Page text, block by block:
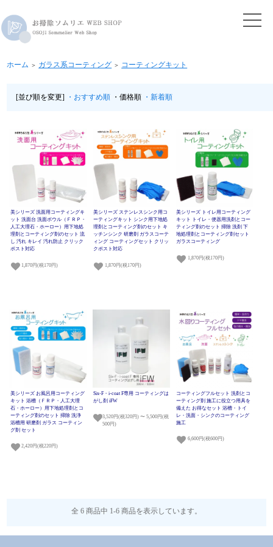
ホーム ＞ ガラス系コーティング ＞ コーティングキット
[並び順を変更] ・おすすめ順 ・価格順 ・新着順
美シリーズ 洗面用コーティングキ
ット 洗面台 洗面ボウル（ＦＲＰ・
人工大理石・ホーロー）用下地処
理剤とコーティング剤のセット 流
し 汚れ キレイ 汚れ防止 クリック
ポスト対応
1,870円(税170円)
美シリーズ ステンレスシンク用コ
ーティングキット シンク用下地処
理剤とコーティング剤のセット キ
ッチンシンク 研磨剤 ガラスコーテ
ィング コーティングセット クリッ
クポスト対応
1,870円(税170円)
美シリーズ トイレ用コーティング
キット トイレ・便器用洗剤とコー
ティング剤のセット 掃除 洗剤 下
地処理剤とコーティング剤セット
ガラスコーティング
1,870円(税170円)
美シリーズ お風呂用コーティング
キット 浴槽（ＦＲＰ・人工大理
石・ホーロー）用下地処理剤とコ
ーティング剤のセット 掃除 洗浄
浴槽用 研磨剤 ガラス コーティン
グ剤 セット
2,420円(税220円)
Six-F・i-coat F専用 コーティングは
がし剤 iFW
3,520円(税320円) 〜 5,500円(税
500円)
コーティングフルセット 洗剤とコ
ーティング剤 施工に役立つ用具を
備えた お得なセット 浴槽・トイ
レ・洗面・シンクのコーティング
施工
6,600円(税600円)
全 6 商品中 1-6 商品を表示しています。